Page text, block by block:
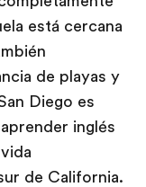
está cercana
de playas y
Diego es
inglés
de California.